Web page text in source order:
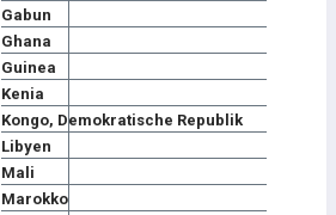
Gabun
Ghana
Guinea
Kenia
Kongo, Demokratische Republik
Libyen
Mali
Marokko